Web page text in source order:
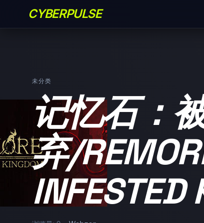
CYBERPULSE
未分类
记忆石：
弃/
INFESTED